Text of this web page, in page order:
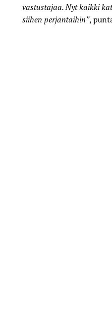
vastustajaa. Nyt kaikki
siihen perjantaihin”,